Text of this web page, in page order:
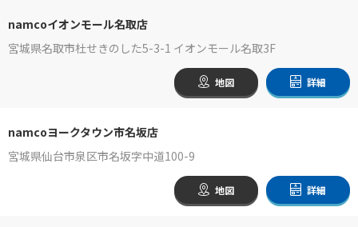
namcoイオンモール名取店
宮城県名取市杜せきのした5-3-1 イオンモール名取3F
地図 詳細
namcoヨークタウン市名坂店
宮城県仙台市泉区市名坂字中道100-9
地図 詳細